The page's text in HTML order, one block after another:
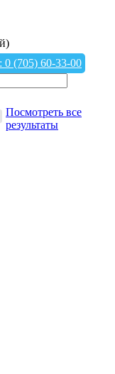
0 (705) 60-33-00
Посмотреть все
результаты